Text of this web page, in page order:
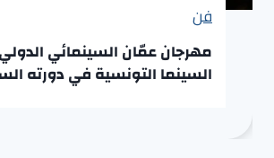
فن
مهرجان عمّان السينمائي
السينما التونسية في دورته